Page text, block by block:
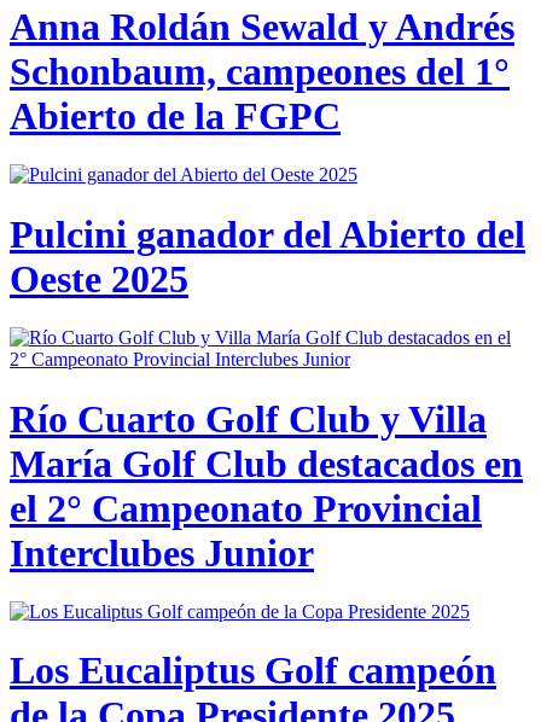
Anna Roldán Sewald y Andrés
Schonbaum, campeones del 1°
Abierto de la FGPC
Pulcini ganador del Abierto del
Oeste 2025
Río Cuarto Golf Club y Villa
María Golf Club destacados en
el 2° Campeonato Provincial
Interclubes Junior
Los Eucaliptus Golf campeón